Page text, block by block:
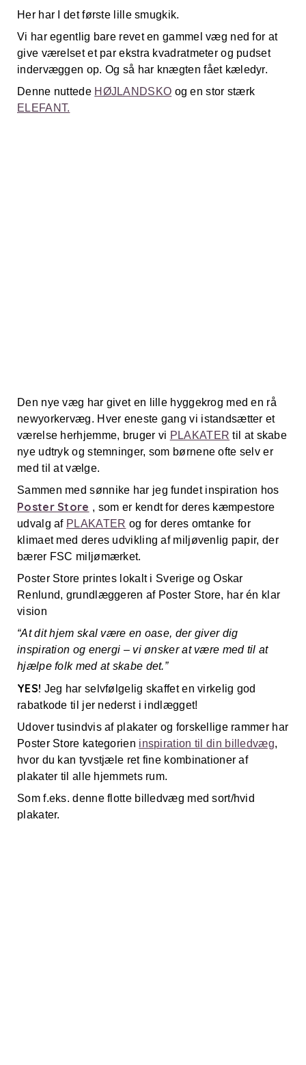
Her har I det første lille smugkik.
Vi har egentlig bare revet en gammel væg ned for at
give værelset et par ekstra kvadratmeter og pudset
indervæggen op. Og så har knægten fået kæledyr.
Denne nuttede HØJLANDSKO og en stor stærk
ELEFANT.
Den nye væg har givet en lille hyggekrog med en rå
newyorkervæg. Hver eneste gang vi istandsætter et
værelse herhjemme, bruger vi PLAKATER til at skabe
nye udtryk og stemninger, som børnene ofte selv er
med til at vælge.
Sammen med sønnike har jeg fundet inspiration hos
Poster Store , som er kendt for deres kæmpestore
udvalg af PLAKATER og for deres omtanke for
klimaet med deres udvikling af miljøvenlig papir, der
bærer FSC miljømærket.
Poster Store printes lokalt i Sverige og Oskar
Renlund, grundlæggeren af Poster Store, har én klar
vision
“At dit hjem skal være en oase, der giver dig
inspiration og energi – vi ønsker at være med til at
hjælpe folk med at skabe det.”
YES! Jeg har selvfølgelig skaffet en virkelig god
rabatkode til jer nederst i indlægget!
Udover tusindvis af plakater og forskellige rammer har
Poster Store kategorien inspiration til din billedvæg,
hvor du kan tyvstjæle ret fine kombinationer af
plakater til alle hjemmets rum.
Som f.eks. denne flotte billedvæg med sort/hvid
plakater.